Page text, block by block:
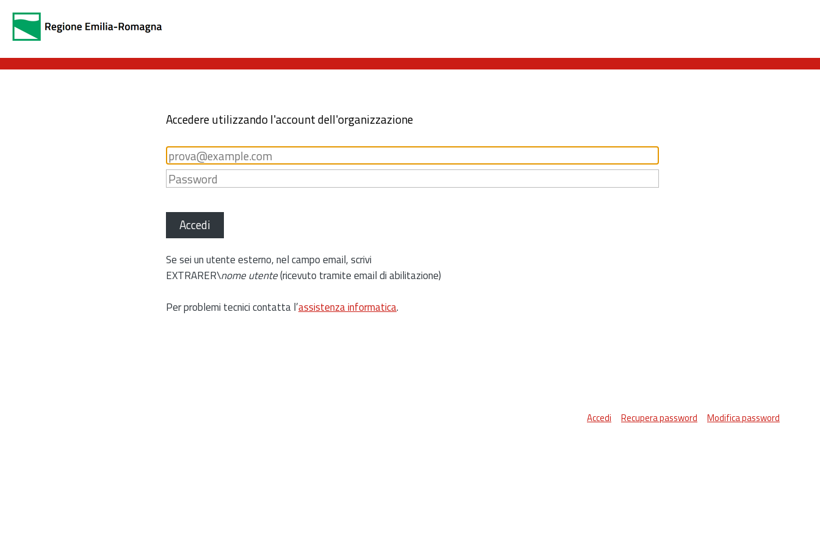
Accedere utilizzando l'account dell'organizzazione
Accedi
Se sei un utente esterno, nel campo email, scrivi
EXTRARER\nome utente(ricevuto tramite email di abilitazione)
Per problemi tecnici contatta l’assistenza informatica.
Accedi Recupera password Modifica password